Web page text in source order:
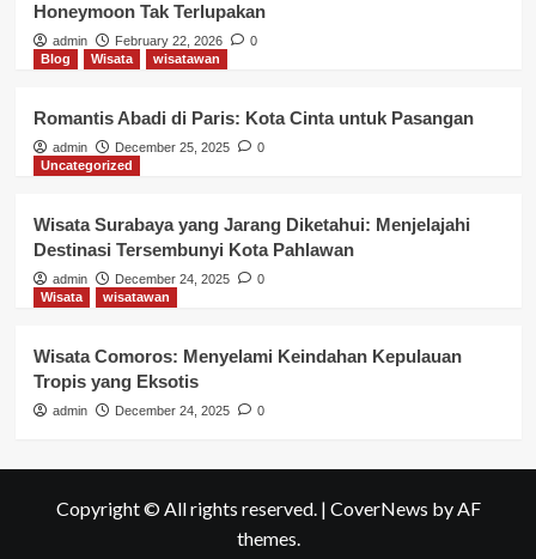
Honeymoon Tak Terlupakan
admin February 22, 2026
0
Blog
Wisata wisatawan
Romantis Abadi di Paris: Kota Cinta untuk Pasangan
admin December 25, 2025
0
Uncategorized
Wisata Surabaya yang Jarang Diketahui: Menjelajahi
Destinasi Tersembunyi Kota Pahlawan
admin December 24, 2025
0
Wisata
wisatawan
Wisata Comoros: Menyelami Keindahan Kepulauan
Tropis yang Eksotis
admin December 24, 2025 0
Copyright © All rights reserved. | CoverNews by AF
themes.